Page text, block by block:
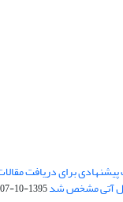
برای دریافت
آتی مشخص شد1395-10-07